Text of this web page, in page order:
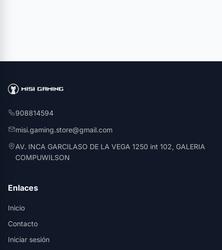
908814594
misi.gaming.store@gmail.com
AV. INCA GARCILASO DE LA VEGA 1250 int 102, GALERIA
COMPUWILSON
Enlaces
Inicio
Contacto
Iniciar sesión